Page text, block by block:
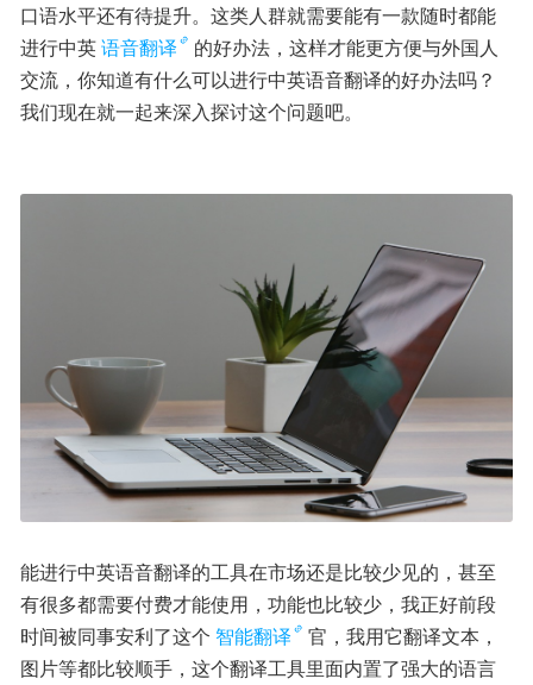
口语水平还有待提升。这类人群就需要能有一款随时都能
进行中英语音翻译
的好办法，这样才能更方便与外国人
交流，你知道有什么可以进行中英语音翻译的好办法吗？
我们现在就一起来深入探讨这个问题吧。
能进行中英语音翻译的工具在市场还是比较少见的，甚至
有很多都需要付费才能使用，功能也比较少，我正好前段
时间被同事安利了这个 智能翻译
官，我用它翻译文本，
图片等都比较顺手，这个翻译工具里面内置了强大的语言